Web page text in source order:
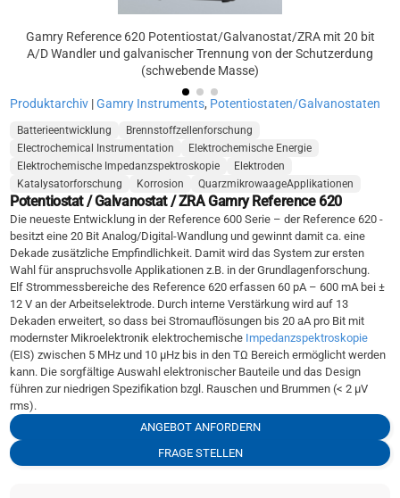
Gamry Reference 620 Potentiostat/Galvanostat/ZRA mit 20 bit
A/D Wandler und galvanischer Trennung von der Schutzerdung
(schwebende Masse)
Produktarchiv |Gamry Instruments, Potentiostaten/Galvanostaten
Batterieentwicklung
Brennstoffzellenforschung
Electrochemical Instrumentation
Elektrochemische Energie
Elektrochemische Impedanzspektroskopie
Elektroden
Katalysatorforschung
Korrosion QuarzmikrowaageApplikationen
Potentiostat / Galvanostat / ZRA Gamry Reference 620
Die neueste Entwicklung in der Reference 600 Serie – der Reference 620 -
besitzt eine 20 Bit Analog/Digital-Wandlung und gewinnt damit ca. eine
Dekade zusätzliche Empfindlichkeit. Damit wird das System zur ersten
Wahl für anspruchsvolle Applikationen z.B. in der Grundlagenforschung.
Elf Strommessbereiche des Reference 620 erfassen 60 pA – 600 mA bei ±
12 V an der Arbeitselektrode. Durch interne Verstärkung wird auf 13
Dekaden erweitert, so dass bei Stromauflösungen bis 20 aA pro Bit mit
modernster Mikroelektronik elektrochemische Impedanzspektroskopie
(EIS) zwischen 5 MHz und 10 µHz bis in den TΩ Bereich ermöglicht werden
kann. Die sorgfältige Auswahl elektronischer Bauteile und das Design
führen zur niedrigen Spezifikation bzgl. Rauschen und Brummen (< 2 µV
rms).
ANGEBOT ANFORDERN
FRAGE STELLEN